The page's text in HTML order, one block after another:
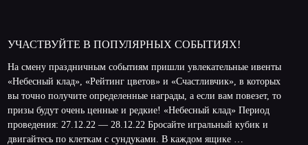
УЧАСТВУЙТЕ В ПОПУЛЯРНЫХ СОБЫТИЯХ!
На смену праздничным событиям пришли увлекательные ивенты
«Небесный клад», «Рейтинг цветов» и «Счастливчик», в которых
вы точно получите определенные награды, а если вам повезет, то
призы будут очень ценные и редкие! «Небесный клад» Период
проведения: 27.12.22 — 28.12.22 Бросайте игральный кубик и
двигайтесь по клеткам с сундуками. В каждом ящике …